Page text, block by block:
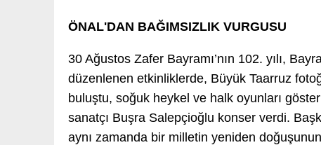
ÖNAL'DAN BAĞIMSIZLIK VURGUSU
30 Ağustos Zafer Bayramı’nın 102. yılı,
düzenlenen etkinliklerde, Büyük Taarruz
buluştu, soğuk heykel ve halk oyunları
sanatçı Buşra Salepçioğlu konser verdi.
aynı zamanda bir milletin yeniden